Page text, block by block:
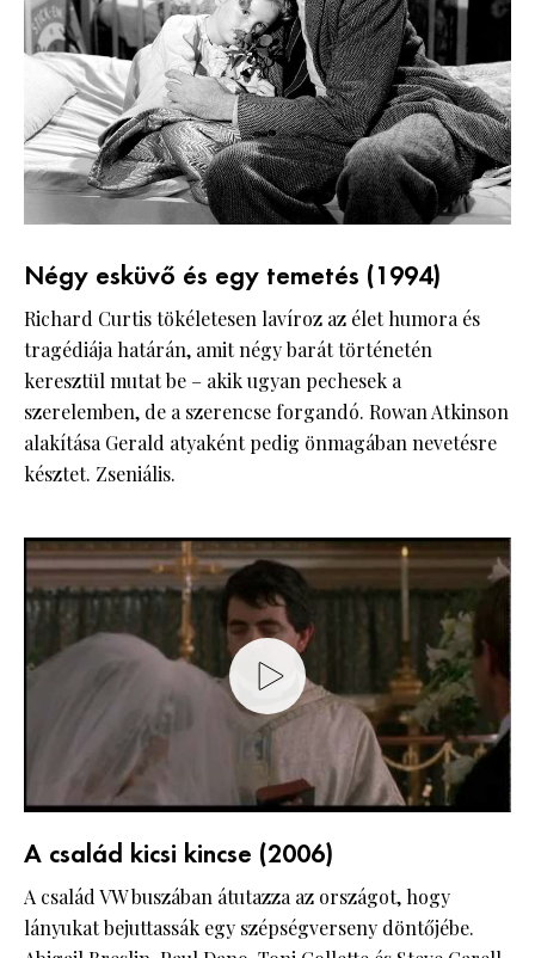
Négy esküvő és egy temetés (1994)
Richard Curtis tökéletesen lavíroz az élet humora és
tragédiája határán, amit négy barát történetén
keresztül mutat be – akik ugyan pechesek a
szerelemben, de a szerencse forgandó. Rowan Atkinson
alakítása Gerald atyaként pedig önmagában nevetésre
késztet. Zseniális.
A család kicsi kincse (2006)
A család VW buszában átutazza az országot, hogy
lányukat bejuttassák egy szépségverseny döntőjébe.